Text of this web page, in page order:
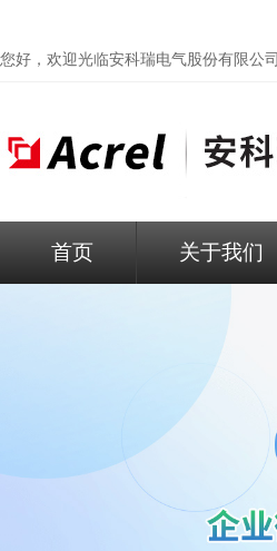
您好，欢迎光临安科瑞电气股份有限公司
首页 关于我们